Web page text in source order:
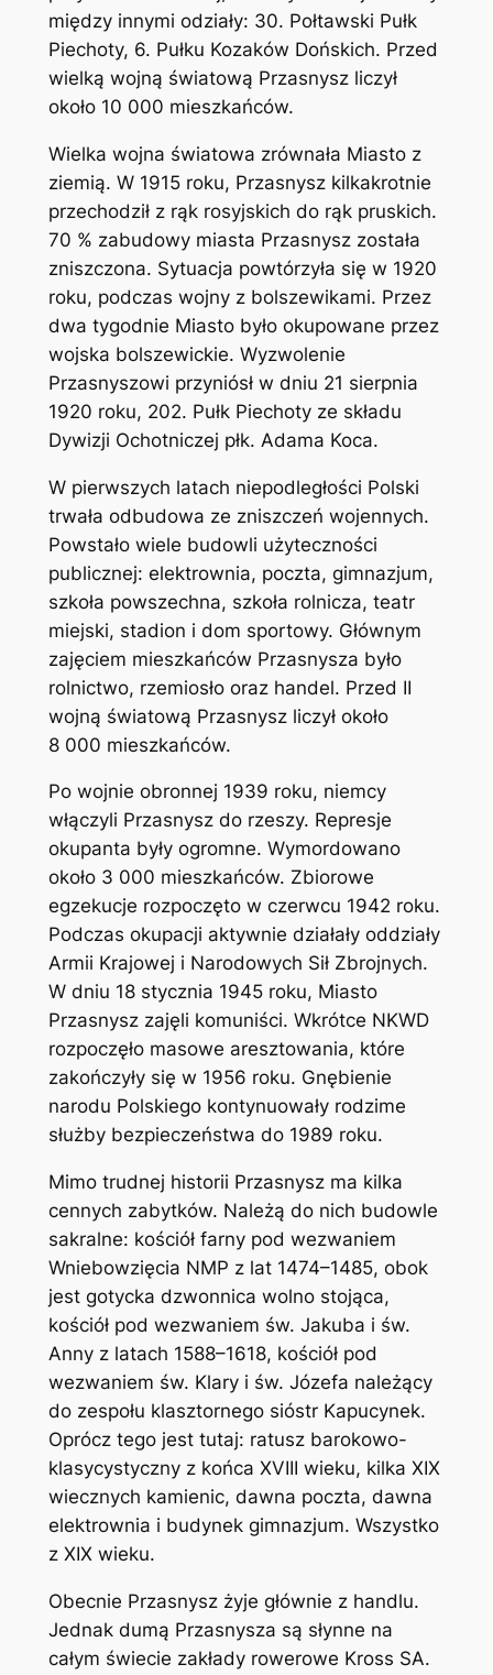
między innymi odziały: 30. Połtawski Pułk
Piechoty, 6. Pułku Kozaków Dońskich. Przed
wielką wojną światową Przasnysz liczył
około 10 000 mieszkańców.
Wielka wojna światowa zrównała Miasto z
ziemią. W 1915 roku, Przasnysz kilkakrotnie
przechodził z rąk rosyjskich do rąk pruskich.
70 % zabudowy miasta Przasnysz została
zniszczona. Sytuacja powtórzyła się w 1920
roku, podczas wojny z bolszewikami. Przez
dwa tygodnie Miasto było okupowane przez
wojska bolszewickie. Wyzwolenie
Przasnyszowi przyniósł w dniu 21 sierpnia
1920 roku, 202. Pułk Piechoty ze składu
Dywizji Ochotniczej płk. Adama Koca.
W pierwszych latach niepodległości Polski
trwała odbudowa ze zniszczeń wojennych.
Powstało wiele budowli użyteczności
publicznej: elektrownia, poczta, gimnazjum,
szkoła powszechna, szkoła rolnicza, teatr
miejski, stadion i dom sportowy. Głównym
zajęciem mieszkańców Przasnysza było
rolnictwo, rzemiosło oraz handel. Przed II
wojną światową Przasnysz liczył około
8 000 mieszkańców.
Po wojnie obronnej 1939 roku, niemcy
włączyli Przasnysz do rzeszy. Represje
okupanta były ogromne. Wymordowano
około 3 000 mieszkańców. Zbiorowe
egzekucje rozpoczęto w czerwcu 1942 roku.
Podczas okupacji aktywnie działały oddziały
Armii Krajowej i Narodowych Sił Zbrojnych.
W dniu 18 stycznia 1945 roku, Miasto
Przasnysz zajęli komuniści. Wkrótce NKWD
rozpoczęło masowe aresztowania, które
zakończyły się w 1956 roku. Gnębienie
narodu Polskiego kontynuowały rodzime
służby bezpieczeństwa do 1989 roku.
Mimo trudnej historii Przasnysz ma kilka
cennych zabytków. Należą do nich budowle
sakralne: kościół farny pod wezwaniem
Wniebowzięcia NMP z lat 1474–1485, obok
jest gotycka dzwonnica wolno stojąca,
kościół pod wezwaniem św. Jakuba i św.
Anny z latach 1588–1618, kościół pod
wezwaniem św. Klary i św. Józefa należący
do zespołu klasztornego sióstr Kapucynek.
Oprócz tego jest tutaj: ratusz barokowo-
klasycystyczny z końca XVIII wieku, kilka XIX
wiecznych kamienic, dawna poczta, dawna
elektrownia i budynek gimnazjum. Wszystko
z XIX wieku.
Obecnie Przasnysz żyje głównie z handlu.
Jednak dumą Przasnysza są słynne na
całym świecie zakłady rowerowe Kross SA.